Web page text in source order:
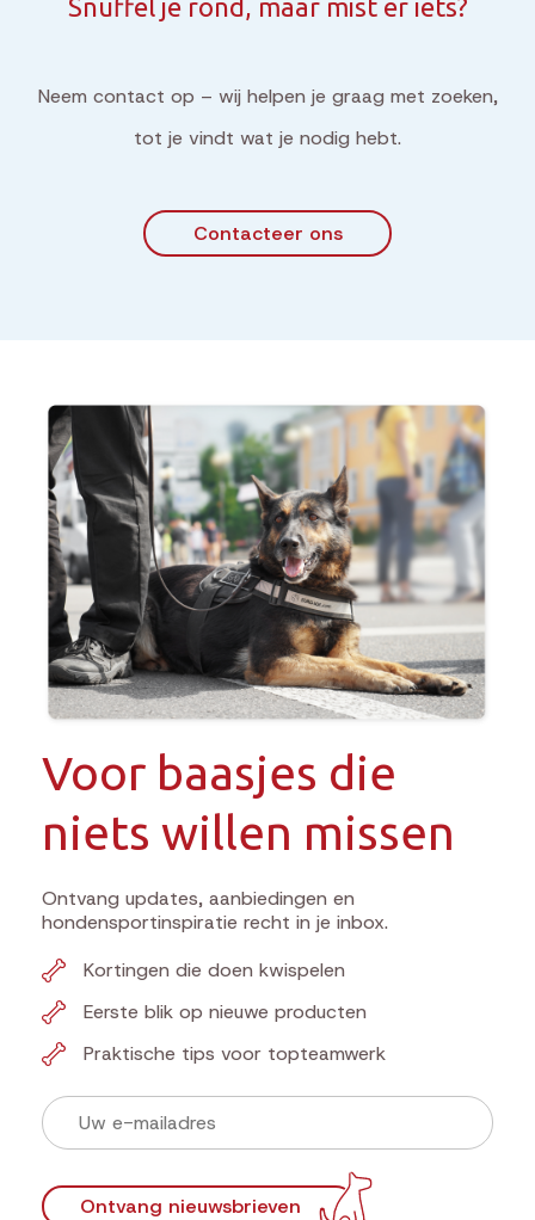
Snuffel je rond, maar mist er iets?
Neem contact op – wij helpen je graag met zoeken,
tot je vindt wat je nodig hebt.
Contacteer ons
Voor baasjes die
niets willen missen
Ontvang updates, aanbiedingen en
hondensportinspiratie recht in je inbox.
Kortingen die doen kwispelen
Eerste blik op nieuwe producten
Praktische tips voor topteamwerk
Ontvang nieuwsbrieven